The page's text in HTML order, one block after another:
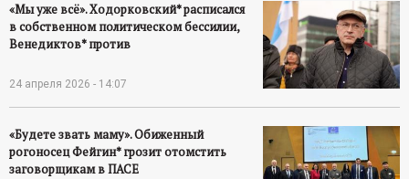
«Мы уже всё». Ходорковский* расписался
в собственном политическом бессилии,
Венедиктов* против
24 апреля 2026 - 14:07
«Будете звать маму». Обиженный
рогоносец Фейгин* грозит отомстить
заговорщикам в ПАСЕ